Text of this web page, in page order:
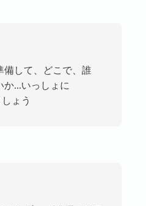
備して、どこで、誰
か...いっしょに
ょう